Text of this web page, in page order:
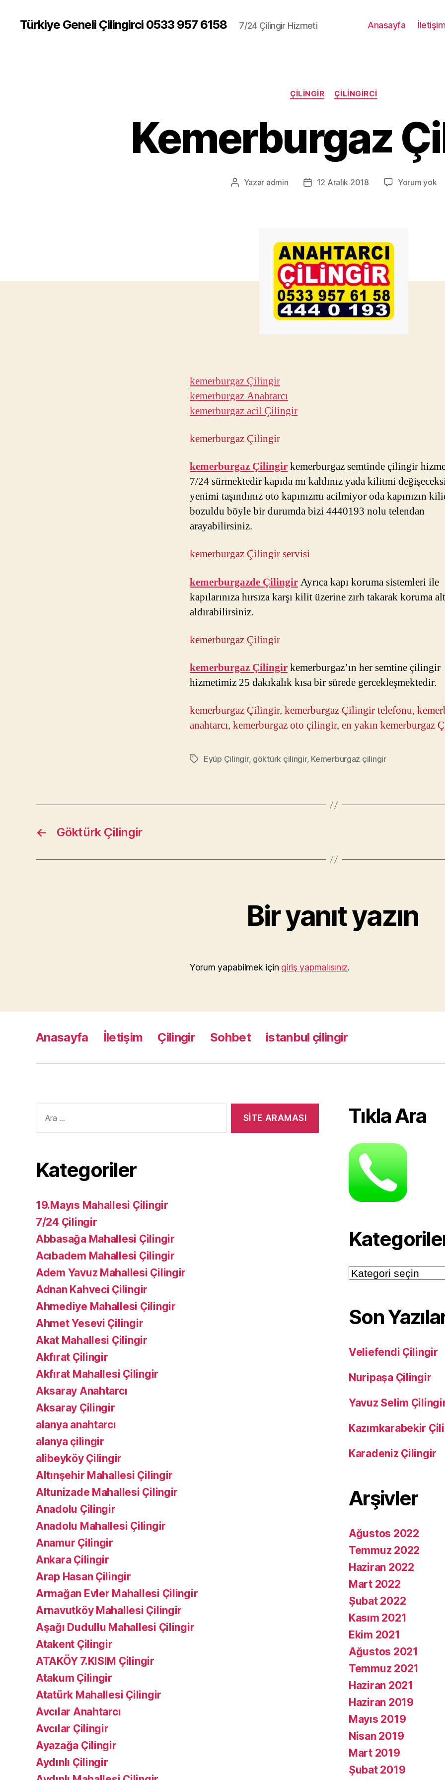
Türkiye Geneli Çilingirci 0533 957 6158 7/24 Çilingir Hizmeti Anasayfa
Kategoriler
ÇILINGIR ÇILINGIRCI
Kemerburgaz
Yazının
Yazar admin
Yazı12 Aralık 2018 Yorum yok
kemerburgaz Çilingir
kemerburgaz Anahtarcı
kemerburgaz acil Çilingir
kemerburgaz Çilingir
kemerburgaz Çilingirkemerburgaz semtinde çilingir
7/24 sürmektedir kapıda mı kaldınız yada kilitmi
yenimi taşındınız oto kapınızmı acilmiyor oda kapınızın
bozuldu böyle bir durumda bizi 4440193 nolu telendan
arayabilirsiniz.
kemerburgaz Çilingir servisi
kemerburgazde ÇilingirAyrıca kapı koruma sistemleri ile
kapılarınıza hırsıza karşı kilit üzerine zırh takarak koruma
aldırabilirsiniz.
kemerburgaz Çilingir
kemerburgaz Çilingirkemerburgaz’ın her semtine çilingir
hizmetimiz 25 dakıkalık kısa bir sürede gercekleşmektedir.
kemerburgaz Çilingir, kemerburgaz Çilingir telefonu,
anahtarcı, kemerburgaz oto çilingir, en yakın kemerburgaz
EtiketlerEyüp Çilingir, göktürk çilingir, Kemerburgaz çilingir
← Göktürk Çilingir
Bir yanıt yazın
Yorum yapabilmek için giriş yapmalısınız.
Anasayfa İletişim Çilingir Sohbet istanbul çilingir
yap:
Kategoriler
19.Mayıs Mahallesi Çilingir
7/24 Çilingir
Abbasağa Mahallesi Çilingir
Acıbadem Mahallesi Çilingir
Adem Yavuz Mahallesi Çilingir
Adnan Kahveci Çilingir
Ahmediye Mahallesi Çilingir
Ahmet Yesevi Çilingir
Akat Mahallesi Çilingir
Akfırat Çilingir
Akfırat Mahallesi Çilingir
Aksaray Anahtarcı
Aksaray Çilingir
alanya anahtarcı
alanya çilingir
alibeyköy Çilingir
Altınşehir Mahallesi Çilingir
Altunizade Mahallesi Çilingir
Anadolu Çilingir
Anadolu Mahallesi Çilingir
Anamur Çilingir
Ankara Çilingir
Arap Hasan Çilingir
Armağan Evler Mahallesi Çilingir
Arnavutköy Mahallesi Çilingir
Aşağı Dudullu Mahallesi Çilingir
Atakent Çilingir
ATAKÖY 7.KISIM Çilingir
Atakum Çilingir
Atatürk Mahallesi Çilingir
Avcılar Anahtarcı
Avcılar Çilingir
Ayazağa Çilingir
Aydınlı Çilingir
Tıkla Ara
Kategoriler
Son
Veliefendi Çilingir
Nuripaşa Çilingir
Yavuz Selim
Kazımkarabekir
Karadeniz Çilingir
Arşivler
Ağustos 2022
Temmuz 2022
Haziran 2022
Mart 2022
Şubat 2022
Kasım 2021
Ekim 2021
Ağustos 2021
Temmuz 2021
Haziran 2021
Haziran 2019
Mayıs 2019
Nisan 2019
Mart 2019
Şubat 2019